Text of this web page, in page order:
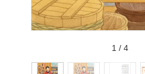
1 / 4